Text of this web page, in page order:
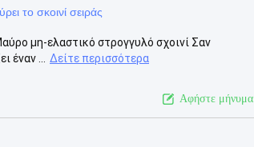
το σκοινί σειράς
μη-ελαστικό στρογγυλό σχοινί Σαν
έναν ...
Δείτε περισσότερα
Αφήστε μήνυμα.